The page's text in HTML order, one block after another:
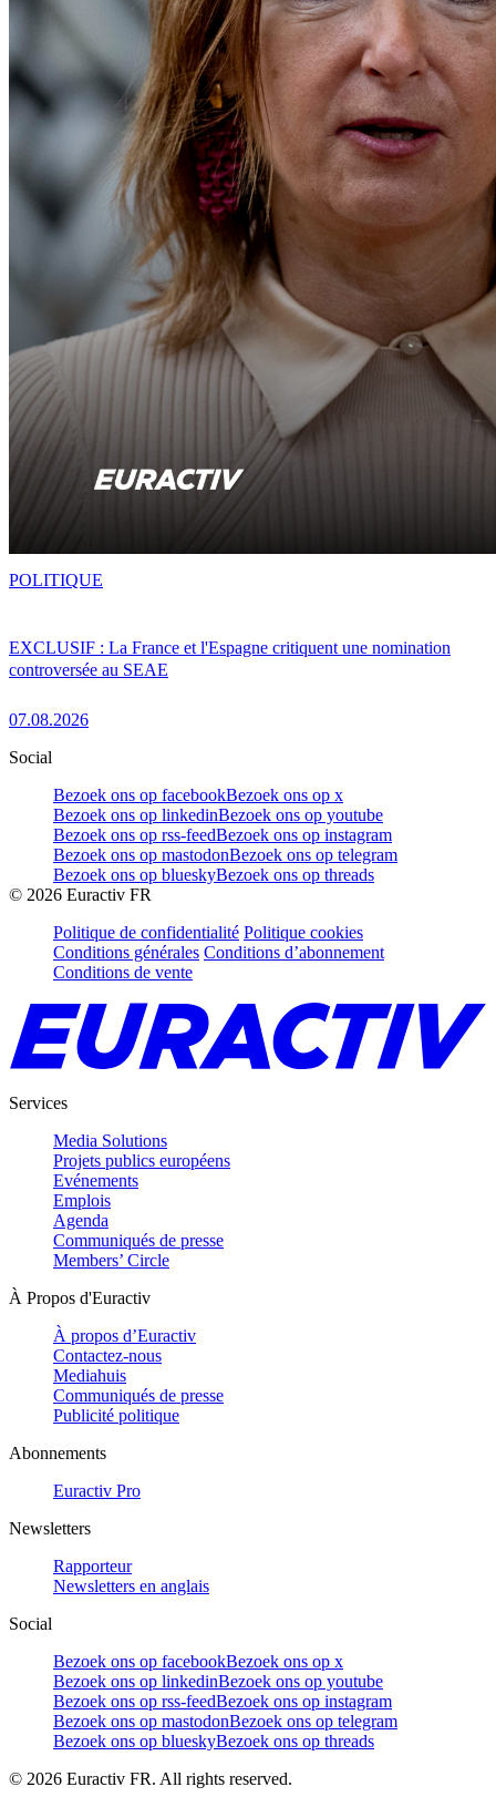
EXCLUSIF : La France et l'Espagne critiquent une nomination
controversée au SEAE
07.08.2026
POLITIQUE
Social
Bezoek ons op facebookBezoek ons op x
Bezoek ons op linkedinBezoek ons op youtube
Bezoek ons op rss-feedBezoek ons op instagram
Bezoek ons op mastodonBezoek ons op telegram
Bezoek ons op blueskyBezoek ons op threads
© 2026 Euractiv FR
Politique de confidentialité Politique cookies
Conditions générales Conditions d’abonnement
Conditions de vente
Services
Media Solutions
Projets publics européens
Evénements
Emplois
Agenda
Communiqués de presse
Members’ Circle
À Propos d'Euractiv
À propos d’Euractiv
Contactez-nous
Mediahuis
Communiqués de presse
Publicité politique
Abonnements
Euractiv Pro
Newsletters
Rapporteur
Newsletters en anglais
Social
Bezoek ons op facebookBezoek ons op x
Bezoek ons op linkedinBezoek ons op youtube
Bezoek ons op rss-feedBezoek ons op instagram
Bezoek ons op mastodonBezoek ons op telegram
Bezoek ons op blueskyBezoek ons op threads
© 2026 Euractiv FR. All rights reserved.